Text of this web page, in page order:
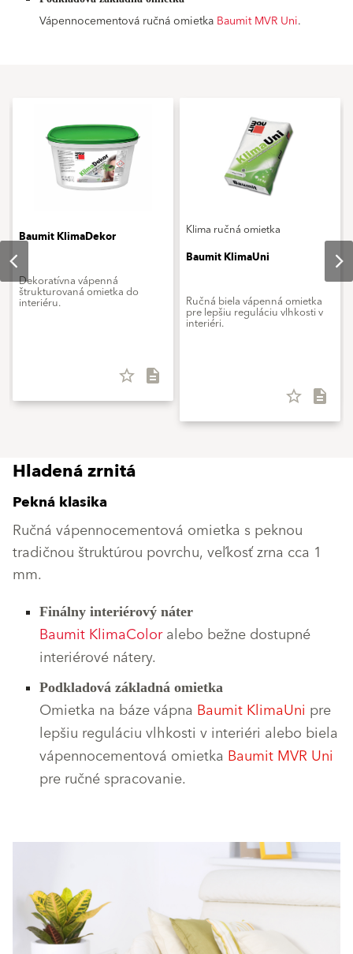
Vápennocementová ručná omietka Baumit MVR Uni.
Baumit KlimaDekor
Dekoratívna vápenná
štrukturovaná omietka do
interiéru.
star_border description
Klima ručná omietka
Baumit KlimaUni
Ručná biela vápenná omietka
pre lepšiu reguláciu vlhkosti v
interiéri.
star_border description
Hladená zrnitá
Pekná klasika
Ručná vápennocementová omietka s peknou
tradičnou štruktúrou povrchu, veľkosť zrna cca 1
mm.
Finálny interiérový náter
Baumit KlimaColoralebo bežne dostupné
interiérové nátery.
Podkladová základná omietka
Omietka na báze vápna Baumit KlimaUni pre
lepšiu reguláciu vlhkosti v interiéri alebo biela
vápennocementová omietka Baumit MVR Uni
pre ručné spracovanie.